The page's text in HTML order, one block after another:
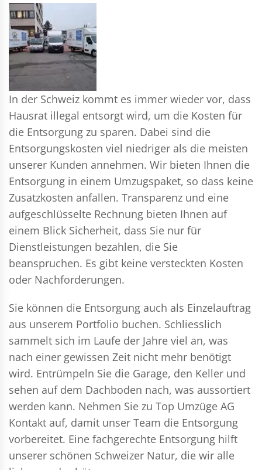
In der Schweiz kommt es immer wieder vor, dass
Hausrat illegal entsorgt wird, um die Kosten für
die Entsorgung zu sparen. Dabei sind die
Entsorgungskosten viel niedriger als die meisten
unserer Kunden annehmen. Wir bieten Ihnen die
Entsorgung in einem Umzugspaket, so dass keine
Zusatzkosten anfallen. Transparenz und eine
aufgeschlüsselte Rechnung bieten Ihnen auf
einem Blick Sicherheit, dass Sie nur für
Dienstleistungen bezahlen, die Sie
beanspruchen. Es gibt keine versteckten Kosten
oder Nachforderungen.
Sie können die Entsorgung auch als Einzelauftrag
aus unserem Portfolio buchen. Schliesslich
sammelt sich im Laufe der Jahre viel an, was
nach einer gewissen Zeit nicht mehr benötigt
wird. Entrümpeln Sie die Garage, den Keller und
sehen auf dem Dachboden nach, was aussortiert
werden kann. Nehmen Sie zu Top Umzüge AG
Kontakt auf, damit unser Team die Entsorgung
vorbereitet. Eine fachgerechte Entsorgung hilft
unserer schönen Schweizer Natur, die wir alle